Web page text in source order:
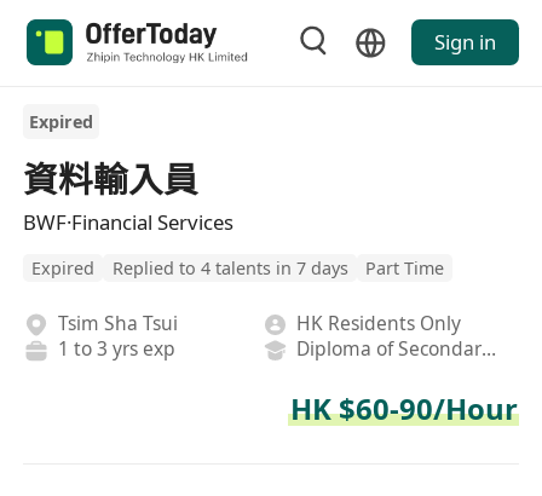
Sign in
Expired
資料輸入員
BWF·Financial Services
Expired Replied to 4 talents in 7 days Part Time
Tsim Sha Tsui
HK Residents Only
1 to 3 yrs exp
Diploma of Secondary School
HK $60-90/Hour